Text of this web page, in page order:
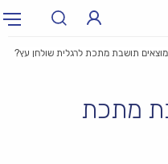
תושבת מתכת לרגלית שולחן עץ?
מתכת